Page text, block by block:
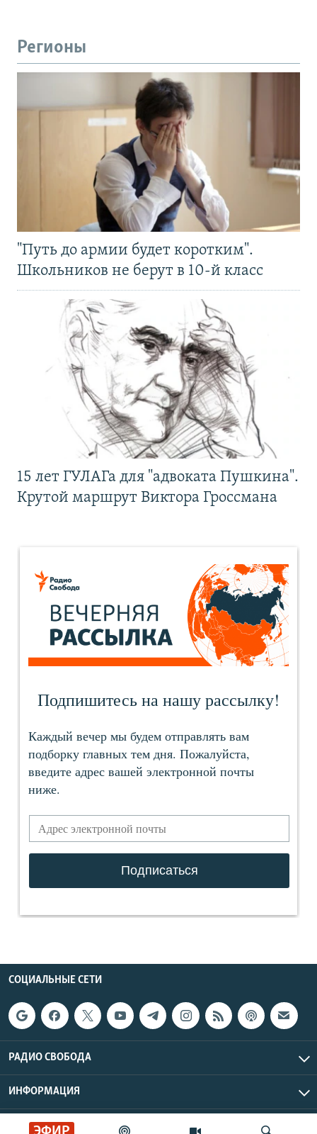
Регионы
"Путь до армии будет коротким".
Школьников не берут в 10-й класс
15 лет ГУЛАГа для "адвоката Пушкина".
Крутой маршрут Виктора Гроссмана
СОЦИАЛЬНЫЕ СЕТИ
РАДИО СВОБОДА
ИНФОРМАЦИЯ
Радио Свобода © 2026 RFE/RL, Inc. | Все права защищены.